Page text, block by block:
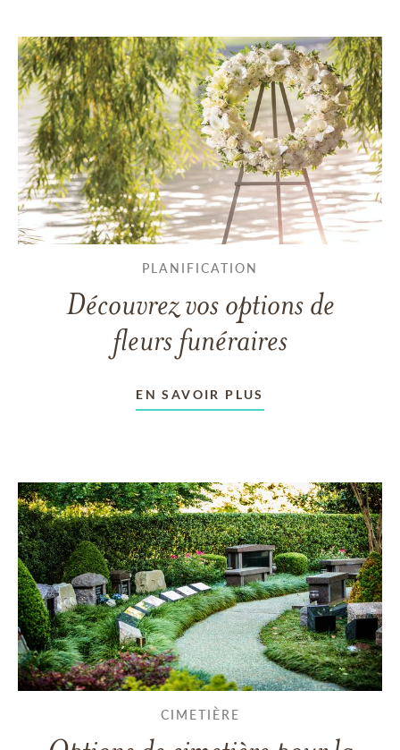
PLANIFICATION
Découvrez vos options de
fleurs funéraires
EN SAVOIR PLUS
CIMETIÈRE